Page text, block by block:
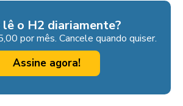
lê o H2 diariamente?
por mês. Cancele quando quiser.
Assine agora!